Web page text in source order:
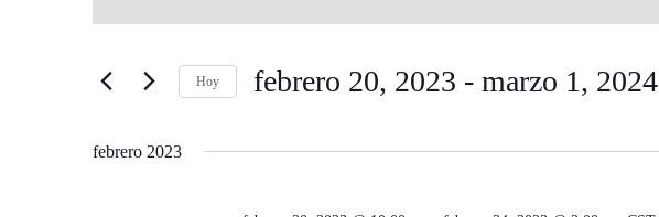
navegació
vistas
Eventos
Eventos
para
clave.
Hoy febrero 20, 2023 - marzo 1, 2024
febrero 2023